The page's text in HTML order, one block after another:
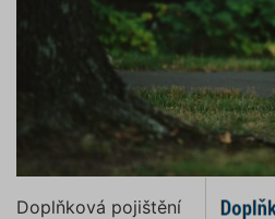
Doplňková pojištění